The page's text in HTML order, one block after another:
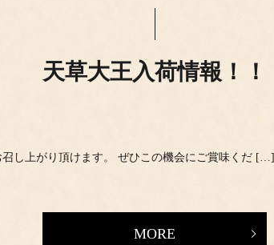
天草大王入荷情報！！
し上がり頂けます。 ぜひこの機会にご賞味くだ […]
MORE